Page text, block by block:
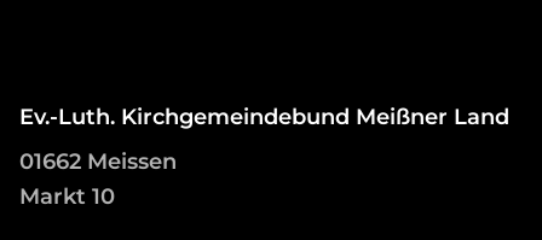
Ev.-Luth. Kirchgemeindebund Meißner Land
01662 Meissen
Markt 10